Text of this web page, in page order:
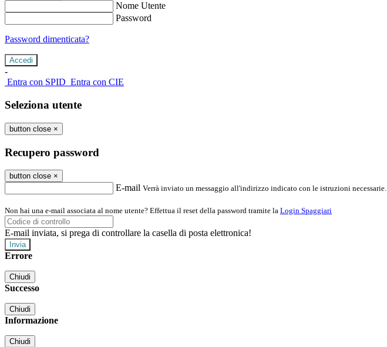
Nome Utente
Password
Password dimenticata?
-
Entra con SPID Entra con CIE
Seleziona utente
button close ×
Recupero password
button close ×
E-mail Verrà inviato un messaggio all'indirizzo indicato con le istruzioni necessarie.
Non hai una e-mail associata al nome utente? Effettua il reset della password tramite la Login Spaggiari
E-mail inviata, si prega di controllare la casella di posta elettronica!
Errore
Chiudi
Successo
Chiudi
Informazione
Chiudi